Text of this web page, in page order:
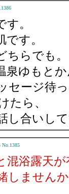
。
す。
ちらでも。
泉ゆもと
セージ待
たら、
し合いし
No.1385
混浴露天
しません